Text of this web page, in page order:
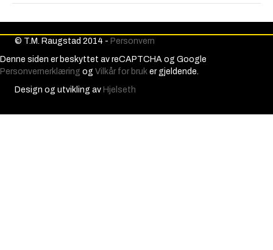
© T.M. Raugstad 2014 - Personvern
Denne siden er beskyttet av reCAPTCHA og Google
Personvernerklæring og Vilkår for bruk er gjeldende.
Design og utvikling av Hjelseth